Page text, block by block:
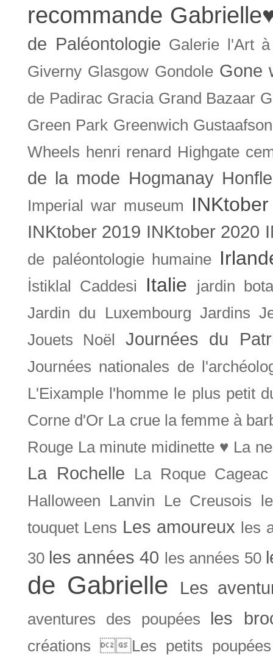
recommande
de Paléontologie Galerie l'Art
Giverny Glasgow Gondole Gone
de Padirac Gracia Grand Bazaar
Green Park Greenwich Gustaafson
Wheels henri renard Highgate
de la mode Hogmanay
Imperial war museum INKtober
INKtober 2019 INKtober 2020
de paléontologie humaine
İstiklal Caddesi Italie
jardin
Jardin du Luxembourg Jardins
Jouets Noël
Journées du
Journées nationales de
L'Eixample l'homme le plus petit
Corne d'Or La crue la femme à
Rouge La minute midinette ♥ La
La Rochelle
La Roque Cageac
Halloween
Lanvin Le Creusois
touquet Lens Les amoureux
les
30 les années 40 les années 50
de Gabrielle Les
aventures des poupées les
créations Les petits